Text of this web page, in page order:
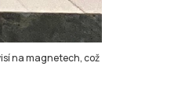
na magnetech, což